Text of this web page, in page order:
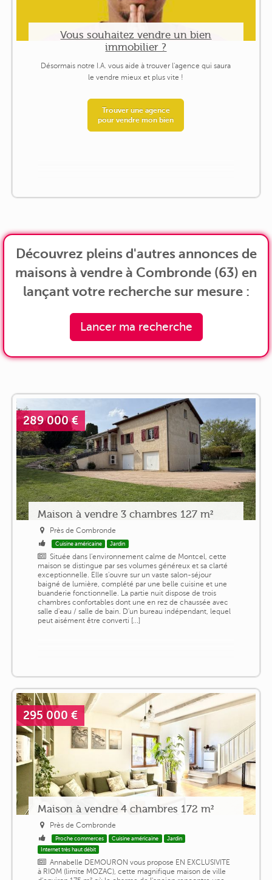
Vous souhaitez vendre un bien
immobilier ?
Désormais notre I.A. vous aide à trouver l'agence qui saura
le vendre mieux et plus vite !
Trouver une agence
pour vendre mon bien
Découvrez pleins d'autres annonces de
maisons à vendre à Combronde (63) en
lançant votre recherche sur mesure :
Lancer ma recherche
289 000 €
Maison à vendre 3 chambres 127 m²
Près de Combronde
Cuisine américaine Jardin
Située dans l'environnement calme de Montcel, cette
maison se distingue par ses volumes généreux et sa clarté
exceptionnelle. Elle s'ouvre sur un vaste salon-séjour
baigné de lumière, complété par une belle cuisine et une
buanderie fonctionnelle. La partie nuit dispose de trois
chambres confortables dont une en rez de chaussée avec
salle d'eau / salle de bain. D'un bureau indépendant, lequel
peut aisément être converti [...]
295 000 €
Maison à vendre 4 chambres 172 m²
Près de Combronde
Proche commerces Cuisine américaine
Jardin
Internet très haut débit
Annabelle DEMOURON vous propose EN EXCLUSIVITE
à RIOM (limite MOZAC), cette magnifique maison de ville